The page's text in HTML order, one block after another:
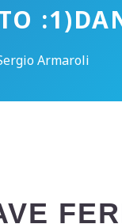
Armaroli